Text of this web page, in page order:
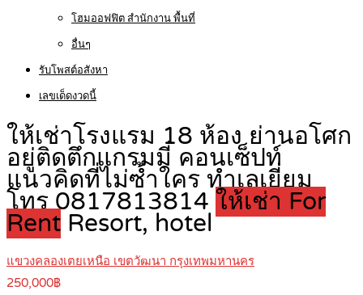
โฮมออฟฟิต สำนักงาน พื้นที่
อื่นๆ
รับโพสต์อสังหา
เลขเด็ดงวดนี้
ให้เช่าโรงแรม 18 ห้อง ย่านอโศก
อยู่ติดตึกแกรมมี่ คอนเซ็ปท์
แนวคิดที่ไม่ซ้ำใคร ทำเลเยี่ยม
โทร 0817813814 ให้เช่า For
Rent Resort, hotel
แขวงคลองเตยเหนือ เขตวัฒนา กรุงเทพมหานคร
250,000฿